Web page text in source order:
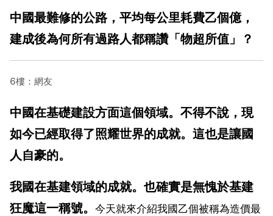
中國最難修的公路，平均每公里耗費乙個億，
建成後為何所有過路人都稱讚「物超所值」？
6樓：網友
中國在基礎建設方面這個領域。不得不說，現
如今已經取得了照耀世界的成就。這也是讓國
人自豪的。
我國在基建領域的成就。也確實是無愧於基建
狂魔這一稱號。
今天就來介紹我國乙個被稱為造價最